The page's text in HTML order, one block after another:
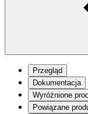
Przegląd
Dokumentacja
Wyróżnione
Powiązane